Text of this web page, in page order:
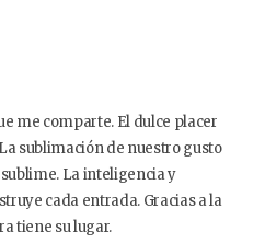
me comparte. El dulce placer
sublimación de nuestro gusto
La inteligencia y
cada entrada. Gracias a la
tiene su lugar.